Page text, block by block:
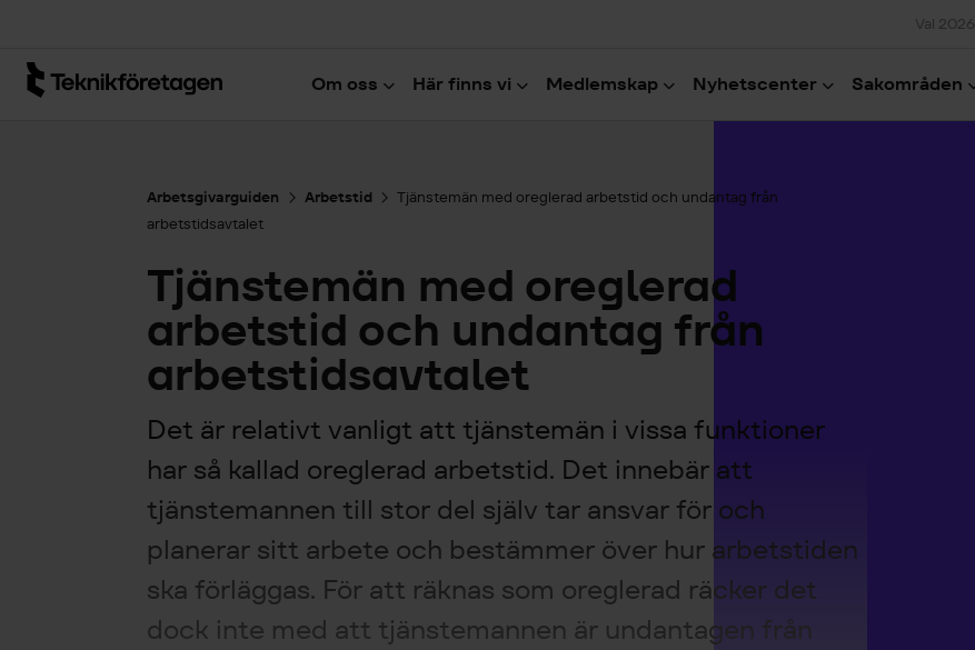
Val 2026
Om oss Här finns vi Medlemskap Nyhetscenter Sakområden
Arbetsgivarguiden Arbetstid
Tjänstemän med oreglerad arbetstid och undantag från
arbetstidsavtalet
Tjänstemän med oreglerad
arbetstid och undantag från
arbetstidsavtalet
Det är relativt vanligt att tjänstemän i vissa funktioner
har så kallad oreglerad arbetstid. Det innebär att
tjänstemannen till stor del själv tar ansvar för och
planerar sitt arbete och bestämmer över hur arbetstiden
ska förläggas. För att räknas som oreglerad räcker det
dock inte med att tjänstemannen är undantagen från